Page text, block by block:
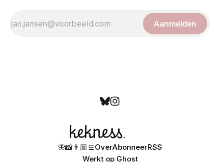
Aanmelden
🦋📸👨🏼‍💻OverAbonneerRSS
Werkt op Ghost